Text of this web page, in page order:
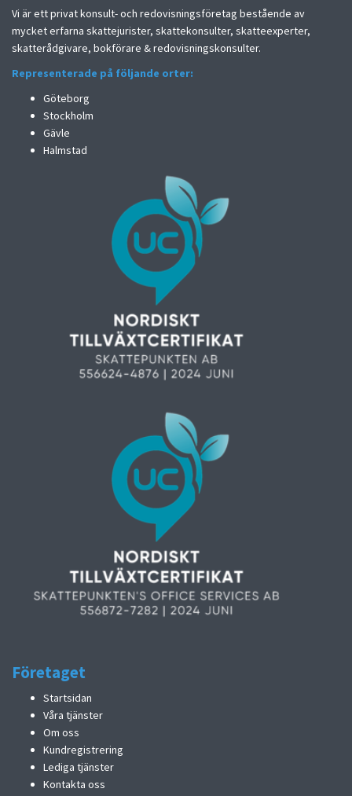
Vi är ett privat konsult- och redovisningsföretag bestående av
mycket erfarna skattejurister, skattekonsulter, skatteexperter,
skatterådgivare, bokförare & redovisningskonsulter.
Representerade på följande orter:
Göteborg
Stockholm
Gävle
Halmstad
Företaget
Startsidan
Våra tjänster
Om oss
Kundregistrering
Lediga tjänster
Kontakta oss